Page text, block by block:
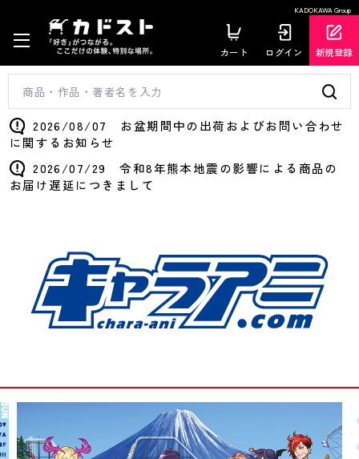
KADOKAWA Group
カート ログイン 新規登録
2026/08/07 お盆期間中の出荷およびお問い合わせ
に関するお知らせ
2026/07/29 令和8年熊本地震の影響による商品の
お届け遅延につきまして